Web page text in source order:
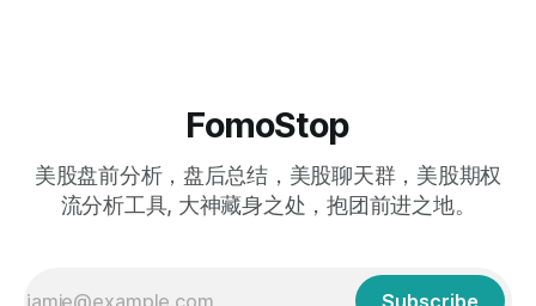
FomoStop
美股盘前分析，盘后总结，美股聊天群，美股期权
流分析工具, 大神藏身之处，抱团前进之地。
Subscribe